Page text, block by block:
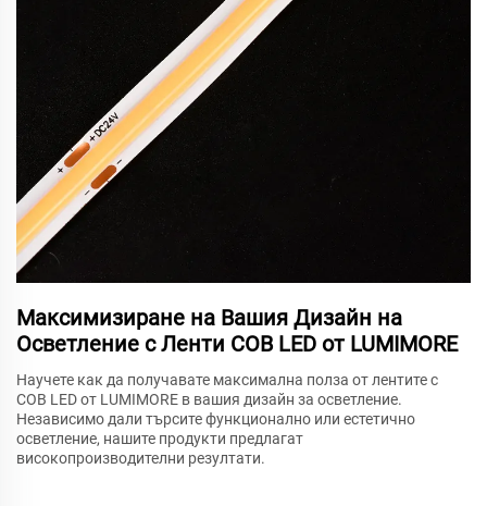
Максимизиране на Вашия Дизайн на
Осветление с Ленти COB LED от LUMIMORE
Научете как да получавате максимална полза от лентите с
COB LED от LUMIMORE в вашия дизайн за осветление.
Независимо дали търсите функционално или естетично
осветление, нашите продукти предлагат
високопроизводителни резултати.